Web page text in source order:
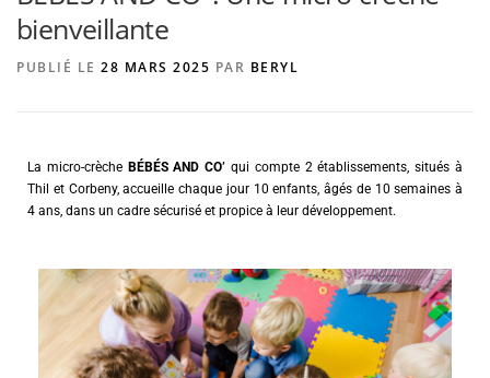
AGENCE DE PUBLICITÉ
bienveillante
PUBLIÉ LE 28 MARS 2025 PAR BERYL
La micro-crècheBÉBÉS AND CO’ qui compte 2 établissements, situés à
Thil et Corbeny, accueille chaque jour 10 enfants, âgés de 10 semaines à
4 ans, dans un cadre sécurisé et propice à leur développement.